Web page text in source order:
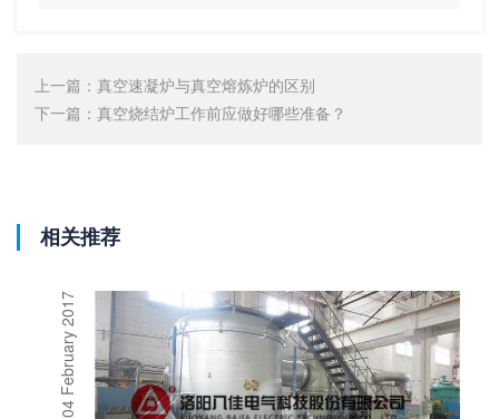
上一篇： 真空速凝炉与真空熔炼炉的区别
下一篇： 真空烧结炉工作前应做好哪些准备？
相关推荐
04 February 2017